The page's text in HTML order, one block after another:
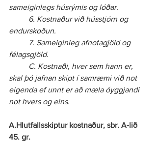
sameiginlegs húsrýmis og lóðar.
endurskoðun.
félagsgjöld.
skal þó jafnan skipt í samræmi við not
eigenda ef unnt er að mæla óyggjandi
not hvers og eins.
A.Hlutfallsskiptur kostnaður, sbr. A-lið
45. gr.